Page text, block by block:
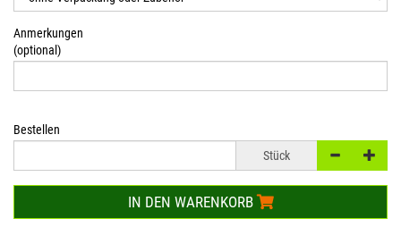
Anmerkungen
(optional)
Bestellen
Stück
IN DEN WARENKORB